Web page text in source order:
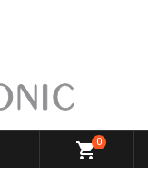
shopping_cart0